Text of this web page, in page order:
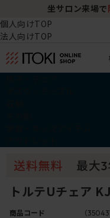
坐サロン来場で
個人向けTOP
法人向けTOP
トルテUチェア
商品コード （